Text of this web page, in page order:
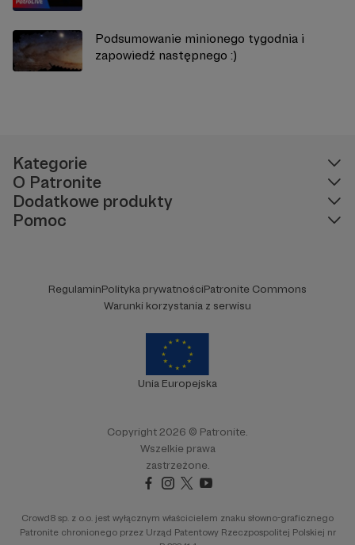
Podsumowanie minionego tygodnia i
zapowiedź następnego :)
Kategorie
O Patronite
Dodatkowe produkty
Pomoc
RegulaminPolityka prywatnościPatronite Commons
Warunki korzystania z serwisu
Unia Europejska
Copyright 2026 © Patronite.
Wszelkie prawa
zastrzeżone.
Crowd8 sp. z o.o. jest wyłącznym właścicielem znaku słowno-graficznego
Patronite chronionego przez Urząd Patentowy Rzeczpospolitej Polskiej nr